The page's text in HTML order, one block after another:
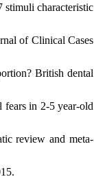
stimuli characteristic
of Clinical Cases
British dental
fears in 2-5 year-old
review and meta‐